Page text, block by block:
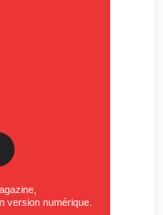
version numérique.